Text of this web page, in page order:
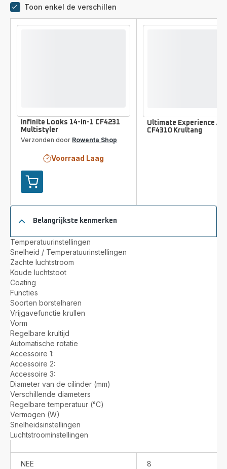
Toon enkel de verschillen
Toevoegen
je
winkelwagen
Infinite
Looks
14-
in-
1
CF4231
Multistyler
Infinite Looks 14-in-1 CF4231
Multistyler
Verzonden door Rowenta Shop
Voorraad Laag
Ultimate Experience Air
CF4310 Krultang
Belangrijkste kenmerken
Temperatuurinstellingen
Snelheid / Temperatuurinstellingen
Zachte luchtstroom
Koude luchtstoot
Coating
Functies
Soorten borstelharen
Vrijgavefunctie krullen
Vorm
Regelbare krultijd
Automatische rotatie
Accessoire 1:
Accessoire 2:
Accessoire 3:
Diameter van de cilinder (mm)
Verschillende diameters
Regelbare temperatuur (°C)
Vermogen (W)
Snelheidsinstellingen
Luchtstroominstellingen
NEE 8